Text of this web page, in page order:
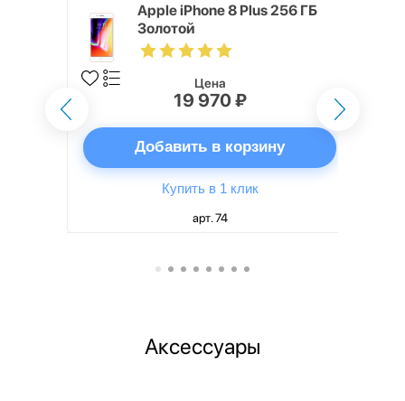
Apple iPhone 8 Plus 256 ГБ
Золотой
Цена
19 970 ₽
Добавить в корзину
Купить в 1 клик
арт. 74
Аксессуары